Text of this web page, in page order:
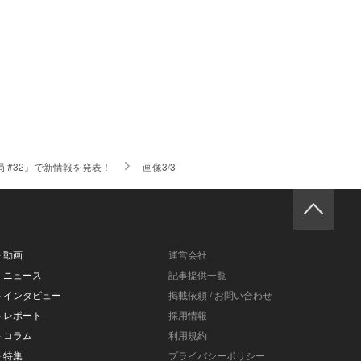
#32』で新情報を発表！ 画像3/3
動画
ニュース
インタビュー
レポート
コラム
特集
運営会社
記事提供一覧
掲載依頼 / お問い合わせ
採用情報
利用規約
プライバシーポリシー